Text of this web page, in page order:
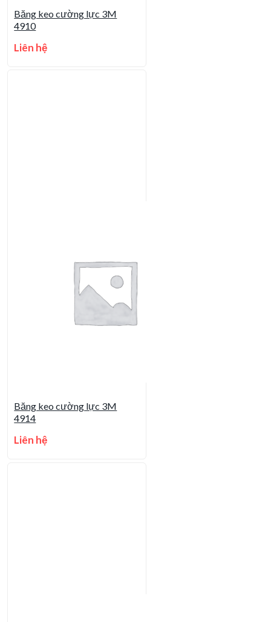
Băng keo cường lực 3M
4910
Liên hệ
Băng keo cường lực 3M
4914
Liên hệ